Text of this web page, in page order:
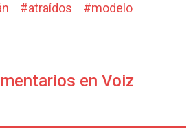
#atraídos #modelo
en Voiz